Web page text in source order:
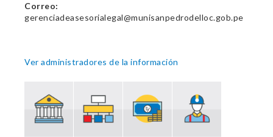
Correo:
gerenciadeasesorialegal@munisanpedrodelloc.gob.pe
Ver administradores de la información